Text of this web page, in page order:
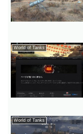
World of Tanks
World of Tanks